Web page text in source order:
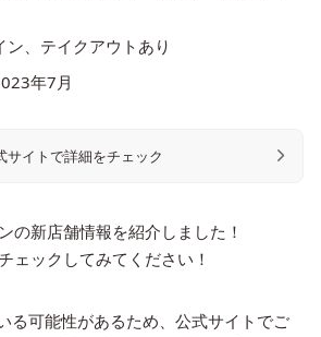
、テイクアウトあり
年7月
サイトで詳細をチェック
の新店舗情報を紹介しました！
ェックしてみてください！
る可能性があるため、公式サイトでご